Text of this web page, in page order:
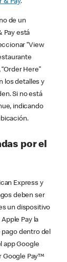
& Pay.
de un
Pay está
“View
Here”
los detalles y
Si no está
indicando
por el
Express y
deben ser
un dispositivo
Pay la
dentro del
app Google
Google Pay™